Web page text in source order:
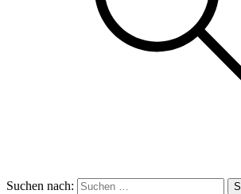
Suchen nach: